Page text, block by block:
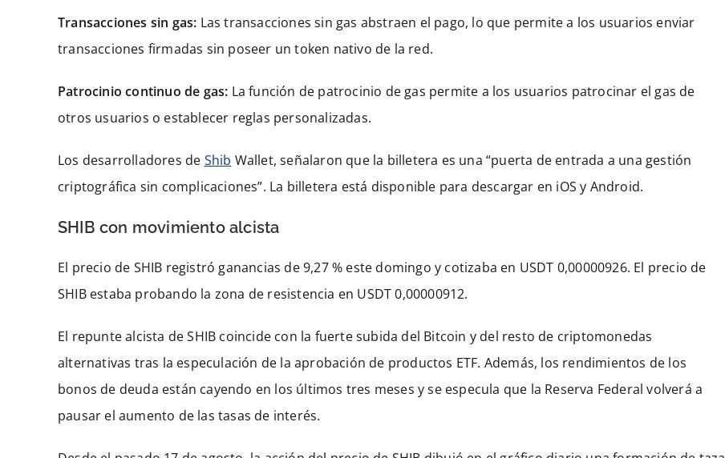
Transacciones sin gas: Las transacciones sin gas abstraen el pago, lo que permite a los usuarios enviar
transacciones firmadas sin poseer un token nativo de la red.
Patrocinio continuo de gas: La función de patrocinio de gas permite a los usuarios patrocinar el gas de
otros usuarios o establecer reglas personalizadas.
Los desarrolladores de Shib Wallet, señalaron que la billetera es una “puerta de entrada a una gestión
criptográfica sin complicaciones”. La billetera está disponible para descargar en iOS y Android.
SHIB con movimiento alcista
El precio de SHIB registró ganancias de 9,27 % este domingo y cotizaba en USDT 0,00000926. El precio de
SHIB estaba probando la zona de resistencia en USDT 0,00000912.
El repunte alcista de SHIB coincide con la fuerte subida del Bitcoin y del resto de criptomonedas
alternativas tras la especulación de la aprobación de productos ETF. Además, los rendimientos de los
bonos de deuda están cayendo en los últimos tres meses y se especula que la Reserva Federal volverá a
pausar el aumento de las tasas de interés.